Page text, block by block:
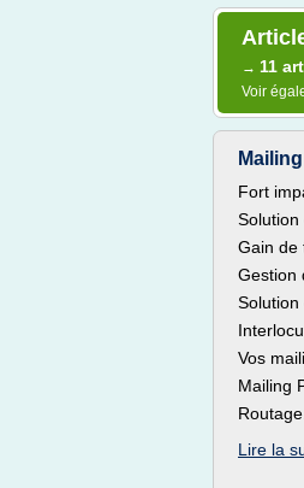
→ 11
Voir
Fort
Solution
Gain de
Gestion
Solution
Vos
Mailing
Lire la